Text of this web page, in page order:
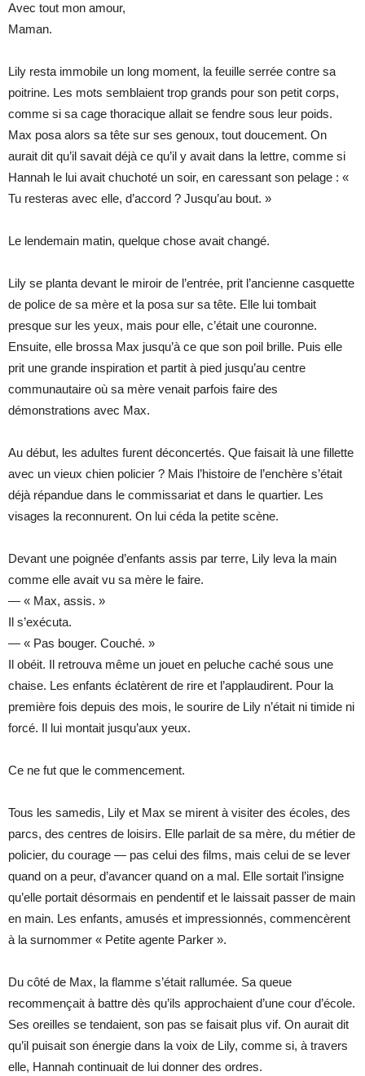
Avec tout mon amour,
Maman.
Lily resta immobile un long moment, la feuille serrée contre sa
poitrine. Les mots semblaient trop grands pour son petit corps,
comme si sa cage thoracique allait se fendre sous leur poids.
Max posa alors sa tête sur ses genoux, tout doucement. On
aurait dit qu’il savait déjà ce qu’il y avait dans la lettre, comme si
Hannah le lui avait chuchoté un soir, en caressant son pelage : «
Tu resteras avec elle, d’accord ? Jusqu’au bout. »
Le lendemain matin, quelque chose avait changé.
Lily se planta devant le miroir de l’entrée, prit l’ancienne casquette
de police de sa mère et la posa sur sa tête. Elle lui tombait
presque sur les yeux, mais pour elle, c’était une couronne.
Ensuite, elle brossa Max jusqu’à ce que son poil brille. Puis elle
prit une grande inspiration et partit à pied jusqu’au centre
communautaire où sa mère venait parfois faire des
démonstrations avec Max.
Au début, les adultes furent déconcertés. Que faisait là une fillette
avec un vieux chien policier ? Mais l’histoire de l’enchère s’était
déjà répandue dans le commissariat et dans le quartier. Les
visages la reconnurent. On lui céda la petite scène.
Devant une poignée d’enfants assis par terre, Lily leva la main
comme elle avait vu sa mère le faire.
— « Max, assis. »
Il s’exécuta.
— « Pas bouger. Couché. »
Il obéit. Il retrouva même un jouet en peluche caché sous une
chaise. Les enfants éclatèrent de rire et l’applaudirent. Pour la
première fois depuis des mois, le sourire de Lily n’était ni timide ni
forcé. Il lui montait jusqu’aux yeux.
Ce ne fut que le commencement.
Tous les samedis, Lily et Max se mirent à visiter des écoles, des
parcs, des centres de loisirs. Elle parlait de sa mère, du métier de
policier, du courage — pas celui des films, mais celui de se lever
quand on a peur, d’avancer quand on a mal. Elle sortait l’insigne
qu’elle portait désormais en pendentif et le laissait passer de main
en main. Les enfants, amusés et impressionnés, commencèrent
à la surnommer « Petite agente Parker ».
Du côté de Max, la flamme s’était rallumée. Sa queue
recommençait à battre dès qu’ils approchaient d’une cour d’école.
Ses oreilles se tendaient, son pas se faisait plus vif. On aurait dit
qu’il puisait son énergie dans la voix de Lily, comme si, à travers
elle, Hannah continuait de lui donner des ordres.